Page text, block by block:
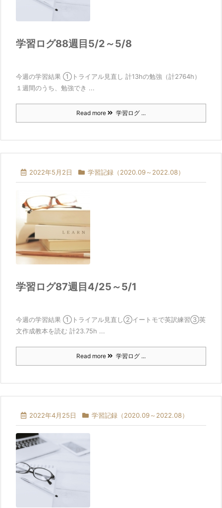
学習ログ88週目5/2～5/8
今週の学習結果 ①トライアル見直し 計13hの勉強（計2764h）
１週間のうち、勉強でき ...
Read more 学習ログ ...
2022年5月2日 学習記録（2020.09～2022.08）
学習ログ87週目4/25～5/1
今週の学習結果 ①トライアル見直し②イートモで英訳練習③英
文作成教本を読む 計23.75h ...
Read more 学習ログ ...
2022年4月25日 学習記録（2020.09～2022.08）